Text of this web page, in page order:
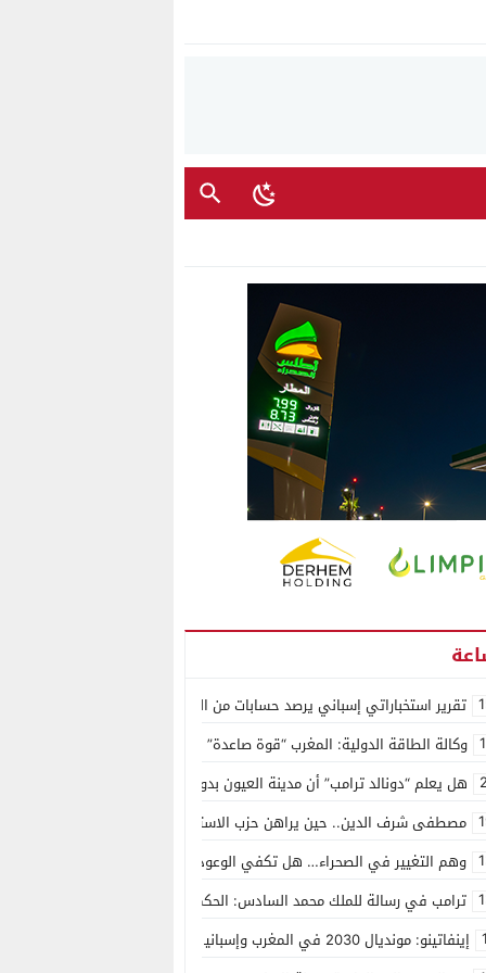
تقرير استخباراتي إسباني يرصد حسابات من الجزائر وأرقاما بـ”213+” ضمن حملة رقمية منظمة حرّضت على اقتحام سبتة
وكالة الطاقة الدولية: المغرب “قوة صاعدة” في سوق المعادن الاستراتيجية
هل يعلم “دونالد ترامب” أن مدينة العيون بدون ماء؟
مصطفى شرف الدين.. حين يراهن حزب الاستقلال على الكفاءة ويمنح الشباب
وهم التغيير في الصحراء… هل تكفي الوعود الفارغة لصناعة الواقع؟
ترامب في رسالة للملك محمد السادس: الحكم الذاتي هو الأساس الوحيد لحل
إينفاتينو: مونديال 2030 في المغرب وإسبانيا والبرتغال سيكون “الأجمل في التاريخ”